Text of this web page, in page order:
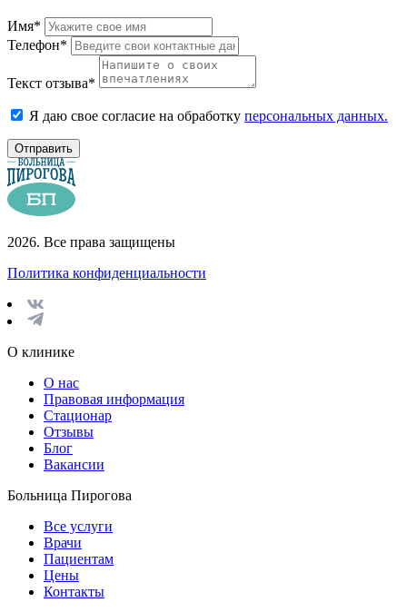
Имя*
Телефон*
Текст отзыва*
Я даю свое согласие на обработку персональных данных.
Отправить
2026. Все права защищены
Политика конфиденциальности
О клинике
О нас
Правовая информация
Стационар
Отзывы
Блог
Вакансии
Больница Пирогова
Все услуги
Врачи
Пациентам
Цены
Контакты